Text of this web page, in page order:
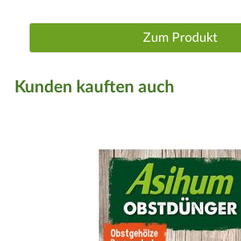
Zum Produkt
Kunden kauften auch